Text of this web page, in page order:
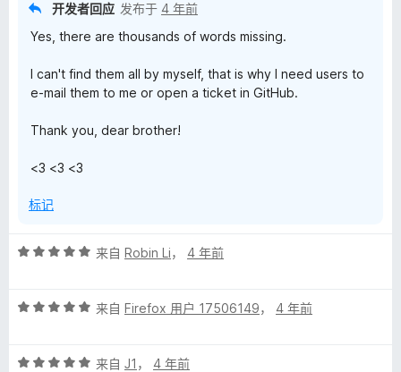
开发者回应 发布于 4 年前
Yes, there are thousands of words missing.
I can't find them all by myself, that is why I need users to
e-mail them to me or open a ticket in GitHub.
Thank you, dear brother!
<3 <3 <3
标记
评
/
来自 Robin Li， 4 年前
评
/
来自 Firefox 用户 17506149， 4 年前
评
来自 J1 ， 4 年前